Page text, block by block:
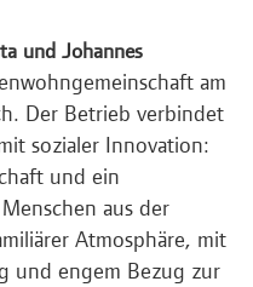
und Johannes
am
Der Betrieb verbindet
sozialer Innovation:
und ein
aus der
Atmosphäre, mit
und engem Bezug zur